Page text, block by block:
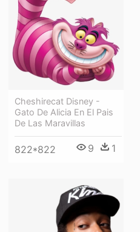
Cheshirecat Disney -
Gato De Alicia En El Pais
De Las Maravillas
822*822 9 1